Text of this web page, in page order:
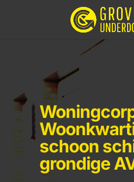
schoon
grondige